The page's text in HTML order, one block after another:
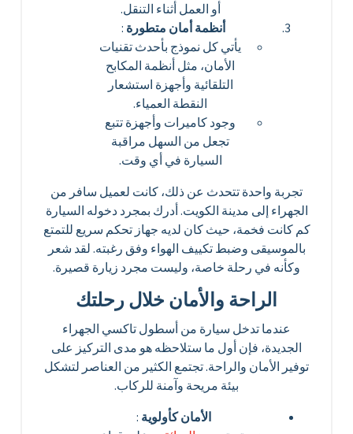
أو العمل أثناء التنقل.
أنظمة أمان متطورة :
يأتي كل نموذج بأحدث تقنيات
الأمان، مثل أنظمة المكابح
التلقائية وأجهزة استشعار
النقطة العمياء.
وجود كاميرات وأجهزة تتبع
تجعل من السهل مراقبة
السيارة في أي وقت.
تجربة واحدة تتحدث عن ذلك، كانت لعميل سافر من
الجهراء إلى مدينة الكويت. أدرك بمجرد دخوله السيارة
كم كانت فخمة، حيث كان لديه جهاز تحكم سريع للتمتع
بالموسيقى وضبط تكييف الهواء وفق رغبته. لقد شعر
وكأنه في رحلة خاصة، وليست مجرد زيارة قصيرة.
الراحة والأمان خلال رحلتك
عندما تدخل سيارة من أسطول تاكسي الجهراء
الجديدة، فإن أول ما ستلاحظه هو مدى التركيز على
توفير الأمان والراحة. تجتمع الكثير من العناصر لتشكل
بيئة مريحة وآمنة للركاب.
الأمان كأولوية: